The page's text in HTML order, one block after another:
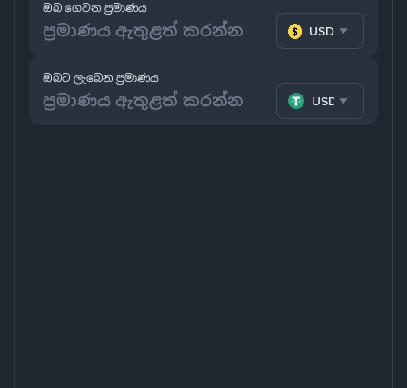
ඔබ ගෙවන ප්‍රමාණය
USD
ඔබට ලැබෙන ප්‍රමාණය
USDT